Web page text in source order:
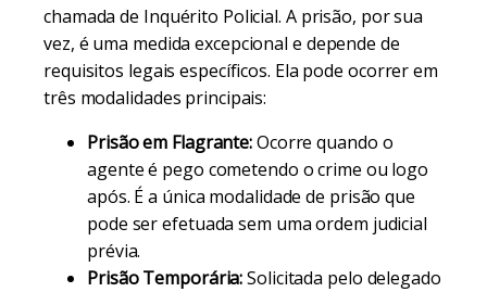
chamada de Inquérito Policial. A prisão, por sua
vez, é uma medida excepcional e depende de
requisitos legais específicos. Ela pode ocorrer em
três modalidades principais:
Prisão em Flagrante:Ocorre quando o
agente é pego cometendo o crime ou logo
após. É a única modalidade de prisão que
pode ser efetuada sem uma ordem judicial
prévia.
Prisão Temporária:Solicitada pelo delegado